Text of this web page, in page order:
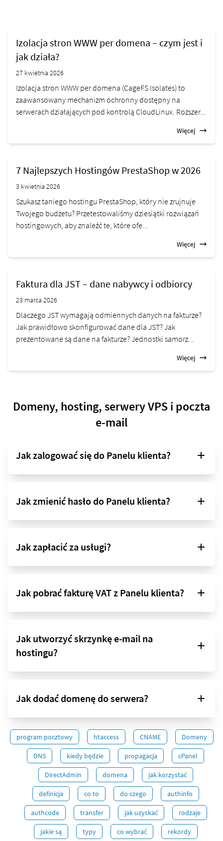
Izolacja stron WWW per domena – czym jest i
jak działa?
27 kwietnia 2026
Izolacja stron WWW per domena (CageFS Isolates) to
zaawansowany mechanizm ochronny dostępny na
serwerach działających pod kontrolą CloudLinux. Rozszer...
Więcej
7 Najlepszych Hostingów PrestaShop w 2026
3 kwietnia 2026
Szukasz taniego hostingu PrestaShop, który nie zrujnuje
Twojego budżetu? Przetestowaliśmy dziesiątki rozwiązań
hostingowych, aby znaleźć te, które ofe...
Więcej
Faktura dla JST – dane nabywcy i odbiorcy
23 marca 2026
Dlaczego JST wymagają odmiennych danych na fakturze?
Jak prawidłowo skonfigurować dane dla JST? Jak
prezentowane są dane na fakturze? Jednostki samorz...
Więcej
Domeny, hosting, serwery VPS i poczta
e-mail
Jak zalogować się do Panelu klienta?
Jak zmienić hasło do Panelu klienta?
Jak zapłacić za usługi?
Jak pobrać fakturę VAT z Panelu klienta?
Jak utworzyć skrzynkę e-mail na
hostingu?
Jak dodać domenę do serwera?
program pocztowy htaccess CNAME Domeny
DNS kiedy będzie propagacja cPanel
DirectAdmin domena jak korzystać
definicja co to do czego authinfo
authcode transfer jak uzyskać rodzaje
jakie są typy co wybrać rekordy